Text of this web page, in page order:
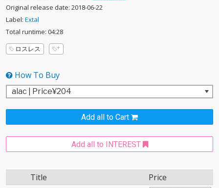
Original release date: 2018-06-22
Label: Extal
Total runtime: 04:28
ロスレス
How To Buy
Add all to Cart
Add all to INTEREST
Title Price